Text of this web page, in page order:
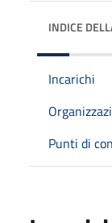
INDICE
Incarichi
Punti di